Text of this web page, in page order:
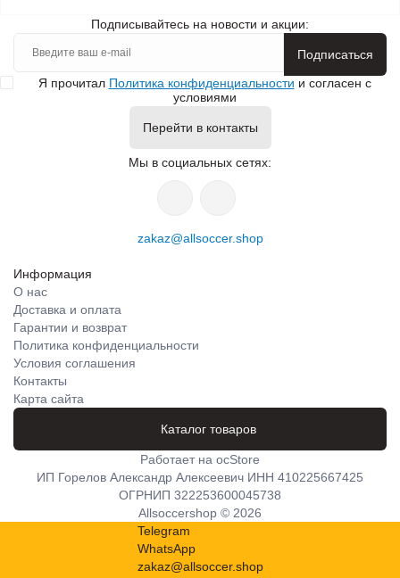
Подписывайтесь на новости и акции:
Подписаться
Я прочитал Политика конфиденциальности и согласен с
условиями
Перейти в контакты
Мы в социальных сетях:
zakaz@allsoccer.shop
Информация
О нас
Доставка и оплата
Гарантии и возврат
Политика конфиденциальности
Условия соглашения
Контакты
Карта сайта
Каталог товаров
Работает на ocStore
ИП Горелов Александр Алексеевич ИНН 410225667425
ОГРНИП 322253600045738
Allsoccershop © 2026
Telegram
WhatsApp
zakaz@allsoccer.shop